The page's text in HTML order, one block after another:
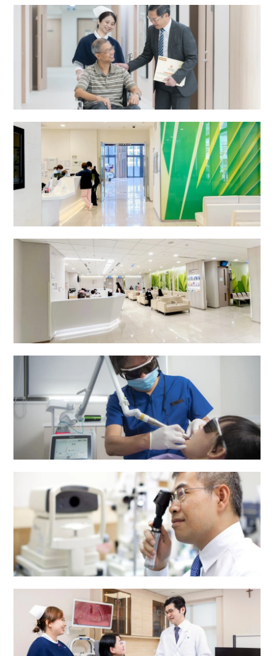
「医疗券」使用资格：
年满65岁
持有有效香港身份证
如使用「医疗券」，请在登记时先通知职员。使用
「医疗券」的详情请浏览「医疗券」计划网站
放射治疗及肿瘤科中心
二十四小时门诊部 (普通科)
专科门诊部
眼科中心